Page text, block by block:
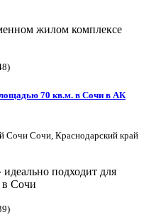
жилом комплексе
70 кв.м. в Сочи в АК
Сочи Сочи, Краснодарский край
подходит для
в Сочи